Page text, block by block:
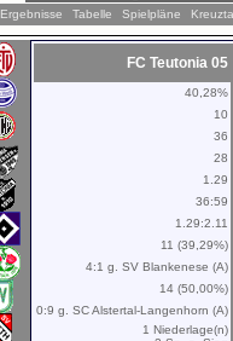
Ergebnisse Tabelle Spielpläne
FC Teutonia 05
40,28%
10
36
28
1.29
36:59
1.29:2.11
11 (39,29%)
4:1 g. SV Blankenese (A)
14 (50,00%)
0:9 g. SC Alstertal-Langenhorn (A)
1 Niederlage(n)